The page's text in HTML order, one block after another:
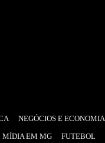
NEGÓCIOS E ECONOMIA
MÍDIA EM MG
FUTEBOL